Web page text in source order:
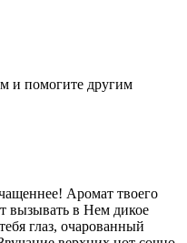
и помогите другим
Аромат твоего
вызывать в Нем дикое
глаз, очарованный